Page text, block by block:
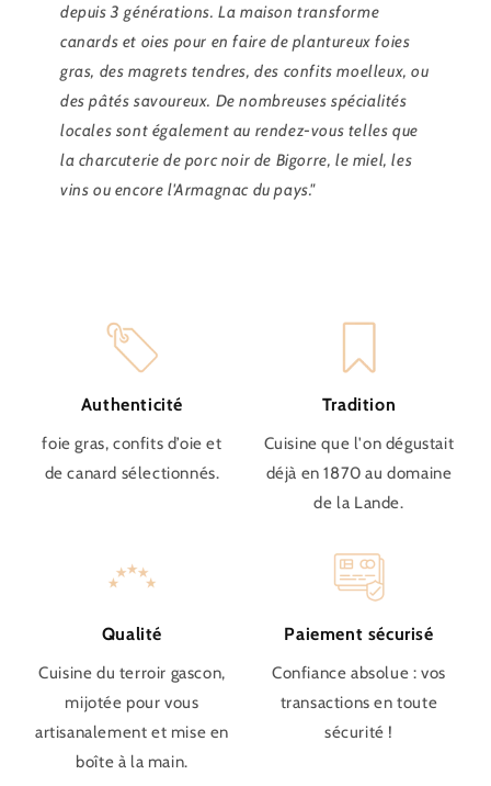
depuis 3 générations. La maison transforme
canards et oies pour en faire de plantureux foies
gras, des magrets tendres, des confits moelleux, ou
des pâtés savoureux. De nombreuses spécialités
locales sont également au rendez-vous telles que
la charcuterie de porc noir de Bigorre, le miel, les
vins ou encore l'Armagnac du pays."
Authenticité
foie gras, confits d’oie et
de canard sélectionnés.
Tradition
Cuisine que l'on dégustait
déjà en 1870 au domaine
de la Lande.
Qualité
Cuisine du terroir gascon,
mijotée pour vous
artisanalement et mise en
boîte à la main.
Paiement sécurisé
Confiance absolue : vos
transactions en toute
sécurité !